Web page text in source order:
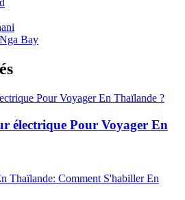
Bay
électrique Pour Voyager En